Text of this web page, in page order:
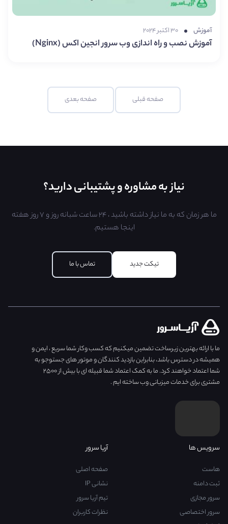
آموزش ۳۰ اکتبر ۲۰۲۴
آموزش نصب و راه اندازی وب سرور انجین اکس (Nginx)
صفحه قبلی صفحه بعدی
نیاز به مشاوره و پشتیبانی دارید؟
ما هر زمان که به ما نیاز داشته باشید ، ۲۴ ساعت شبانه روز و ۷ روز هفته
اینجا هستیم.
تیکت جدید تماس با ما
ما با ارائه بهترین زیرساخت تضمین میکنیم که کسب وکار شما سریع ، ایمن و
همیشه در دسترس باشد، بنابراین بازدید کنندگان و موتور های جستوجو به
شما اعتماد خواهند کرد. ما به کمک اعتماد شما قبیله ای با بیش از ۲۵۰۰
مشتری برای خدمات میزبانی وب ساخته ایم .
سرویس ها
هاست
ثبت دامنه
سرور مجازی
سرور اختصاصی
آریا سرور
صفحه اصلی
نشانی IP
تیم آریا سرور
نظرات کاربران